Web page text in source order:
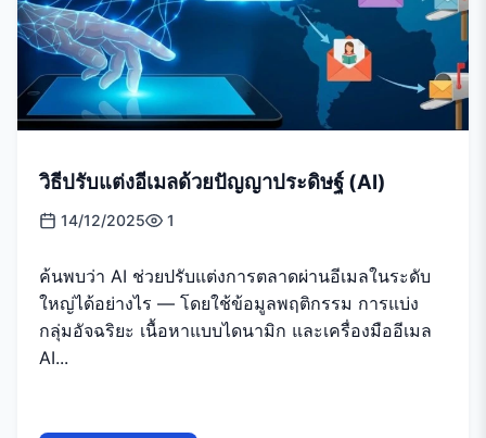
วิธีปรับแต่งอีเมลด้วยปัญญาประดิษฐ์ (AI)
14/12/2025 1
ค้นพบว่า AI ช่วยปรับแต่งการตลาดผ่านอีเมลในระดับ
ใหญ่ได้อย่างไร — โดยใช้ข้อมูลพฤติกรรม การแบ่ง
กลุ่มอัจฉริยะ เนื้อหาแบบไดนามิก และเครื่องมืออีเมล
AI...